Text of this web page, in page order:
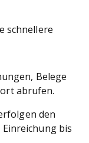
schnellere
Belege
abrufen.
den
bis